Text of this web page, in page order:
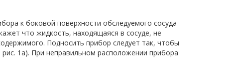
к боковой поверхности обследуемого сосуда
что жидкость, находящаяся в сосуде, не
Подносить прибор следует так, чтобы
рис. 1а). При неправильном расположении прибора